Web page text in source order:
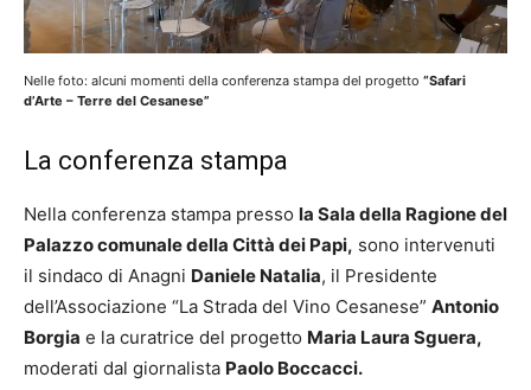
Nelle foto: alcuni momenti della conferenza stampa del progetto “Safari
d’Arte – Terre del Cesanese”
La conferenza stampa
Nella conferenza stampa presso la Sala della Ragione del
Palazzo comunale della Città dei Papi, sono intervenuti
il sindaco di Anagni Daniele Natalia, il Presidente
dell’Associazione “La Strada del Vino Cesanese” Antonio
Borgia e la curatrice del progetto Maria Laura Sguera,
moderati dal giornalista Paolo Boccacci.